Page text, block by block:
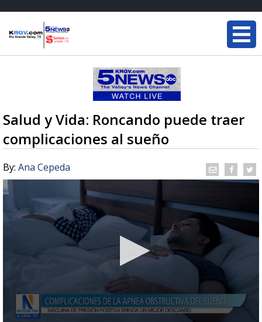
Salud y Vida: Roncando puede traer
complicaciones al sueño
By: Ana Cepeda